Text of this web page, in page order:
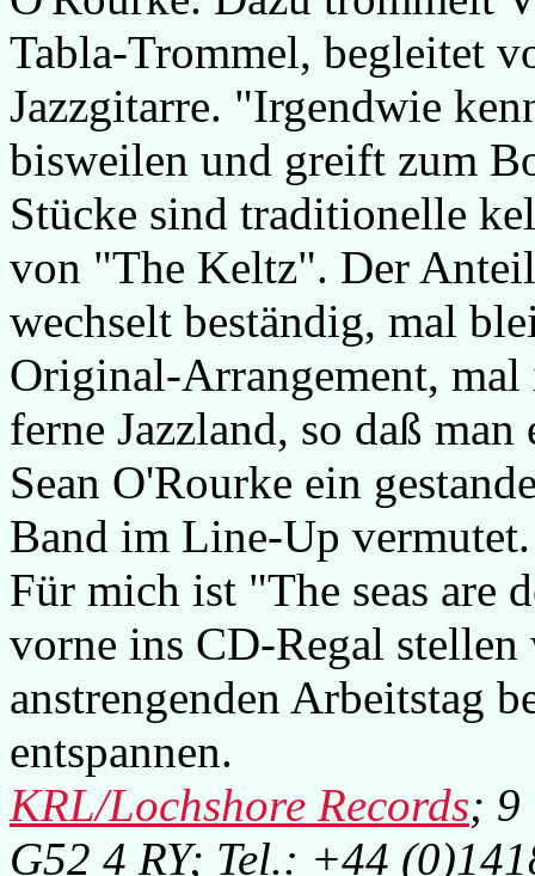
Tabla-Trommel, begleitet
Jazzgitarre. "Irgendwie
bisweilen und greift zum
Stücke sind traditionelle
von "The Keltz". Der
wechselt beständig, mal
Original-Arrangement,
ferne Jazzland, so daß
Sean O'Rourke ein
Band im Line-Up vermutet.
Für mich ist "The seas are
vorne ins CD-Regal stellen
anstrengenden Arbeitstag
entspannen.
KRL/Lochshore Records; 9
G52 4 RY; Tel.: +44